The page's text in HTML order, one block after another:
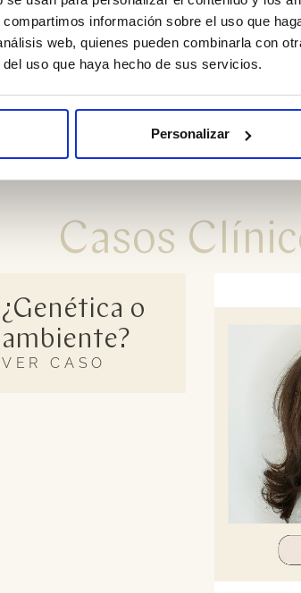
información sobre el uso que
web, quienes pueden combinarla con
uso que haya hecho de sus servicios.
Personalizar
la mandíbula, ¿hay
ayudan?
Casos
¿Genética o
ambiente?
VER CASO